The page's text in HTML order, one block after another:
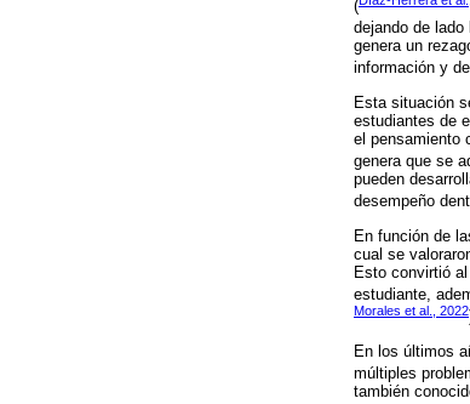
(
dejando de
genera un
información y
Esta situación
estudiantes de
el pensamiento
genera que se
pueden
desempeño
En función de
cual se
Esto convirtió
estudiante,
Morales et al., 2022
En los últimos
múltiples
también